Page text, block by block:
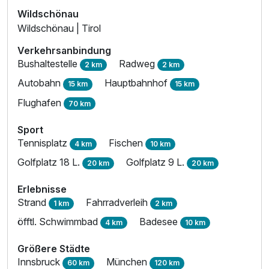
Wildschönau
Wildschönau | Tirol
Verkehrsanbindung
Bushaltestelle 2 km Radweg 2 km
Autobahn 15 km Hauptbahnhof 15 km
Flughafen 70 km
Sport
Tennisplatz 4 km Fischen 10 km
Golfplatz 18 L. 20 km Golfplatz 9 L. 20 km
Erlebnisse
Strand 1 km Fahrradverleih 2 km
öfftl. Schwimmbad 4 km Badesee 10 km
Größere Städte
Innsbruck 60 km München 120 km